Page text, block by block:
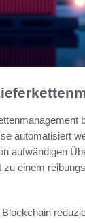
automatisiert
aufwändigen
einem
Blockchain